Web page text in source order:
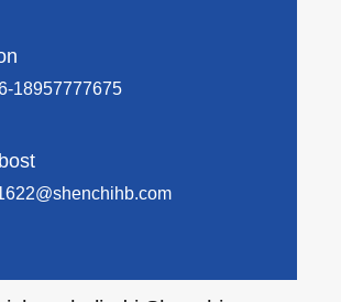
18957777675